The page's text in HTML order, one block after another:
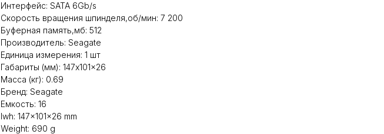
Интерфейс: SATA 6Gb/s
Скорость вращения шпинделя,об/мин: 7 200
Буферная память,мб: 512
Производитель: Seagate
Единица измерения: 1 шт
Габариты (мм): 147x101x26
Масса (кг): 0.69
Бренд: Seagate
Емкость: 16
lwh: 147x101x26 mm
Weight: 690 g